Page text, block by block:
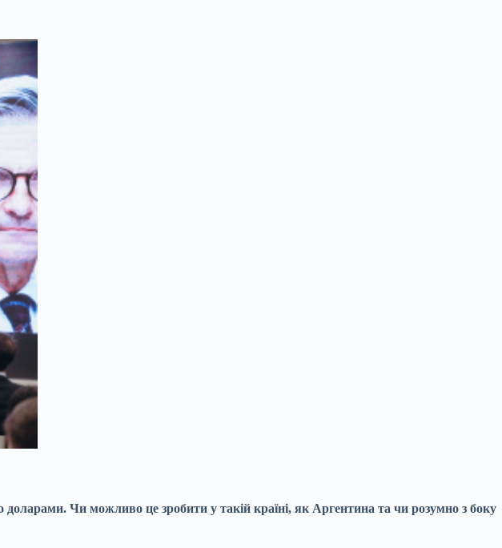
Чи можливо це зробити у такій країні, як Аргентина та чи розумно з боку